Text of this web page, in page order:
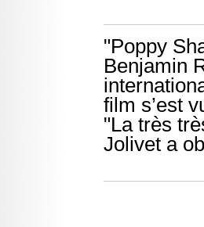
"Poppy
Benjamin
film s’est
"La très
Jolivet a